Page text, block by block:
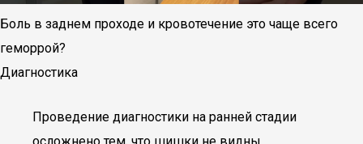
Боль в заднем проходе и кровотечение это чаще всего
геморрой?
Диагностика
Проведение диагностики на ранней стадии